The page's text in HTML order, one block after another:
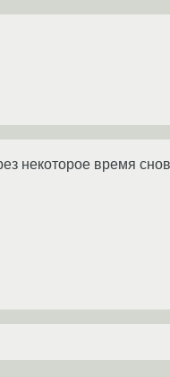
некоторое время